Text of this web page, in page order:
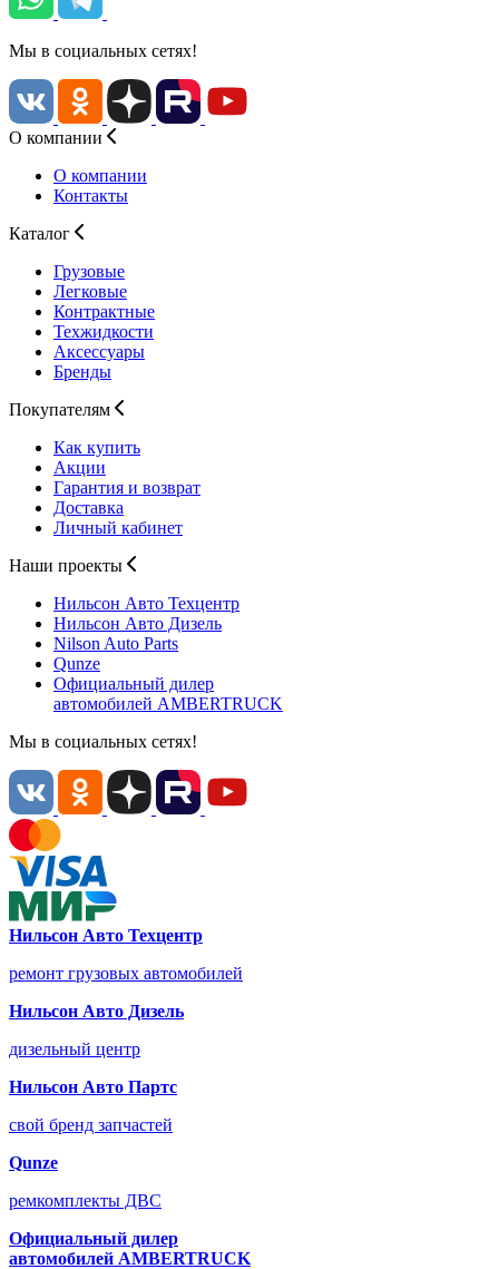
Мы в социальных сетях!
О компании
О компании
Контакты
Каталог
Грузовые
Легковые
Контрактные
Техжидкости
Аксессуары
Бренды
Покупателям
Как купить
Акции
Гарантия и возврат
Доставка
Личный кабинет
Наши проекты
Нильсон Авто Техцентр
Нильсон Авто Дизель
Nilson Auto Parts
Qunze
Официальный дилер
автомобилей AMBERTRUCK
Мы в социальных сетях!
Нильсон Авто Техцентр
ремонт грузовых автомобилей
Нильсон Авто Дизель
дизельный центр
Нильсон Авто Партс
свой бренд запчастей
Qunze
ремкомплекты ДВС
Официальный дилер
автомобилей AMBERTRUCK